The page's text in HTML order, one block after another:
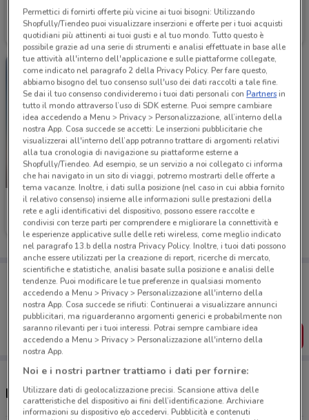
Marionnaud
Scade il 16/08 11.1 km
Marionnaud
Scade il 16/08
SCADE OGGI
Marionnaud
Scade oggi 11.1 km
Porta DoveConviene sempre con te!
Puoi trovare le migliori offerte dei negozi vicino a te,
salvarle e creare la tua lista del risparmio, comodamente
dal tuo cellulare.
SCARICA L’APP
Negozi Marionnaud a Bellinzago Lombardo
Permettici di fornirti offerte più vicine ai tuoi bisogni: Utilizzando
Shopfully/Tiendeo puoi visualizzare inserzioni e offerte per i tuoi acquisti
quotidiani più attinenti ai tuoi gusti e al tuo mondo. Tutto questo è
possibile grazie ad una serie di strumenti e analisi effettuate in base alle
tue attività all'interno dell'applicazione e sulle piattaforme collegate,
come indicato nel paragrafo 2 della Privacy Policy. Per fare questo,
abbiamo bisogno del tuo consenso sull'uso dei dati raccolti a tale fine.
Se dai il tuo consenso condivideremo i tuoi dati personali conPartnersin
tutto il mondo attraverso l’uso di SDK esterne. Puoi sempre cambiare
idea accedendo a Menu > Privacy > Personalizzazione, all’interno della
nostra App. Cosa succede se accetti: Le inserzioni pubblicitarie che
visualizzerai all'interno dell’app potranno trattare di argomenti relativi
alla tua cronologia di navigazione su piattaforme esterne a
Shopfully/Tiendeo. Ad esempio, se un servizio a noi collegato ci informa
che hai navigato in un sito di viaggi, potremo mostrarti delle offerte a
tema vacanze. Inoltre, i dati sulla posizione (nel caso in cui abbia fornito
il relativo consenso) insieme alle informazioni sulle prestazioni della
rete e agli identificativi del dispositivo, possono essere raccolte e
condivisi con terze parti per comprendere e migliorare la connettività e
le esperienze applicative sulle delle reti wireless, come meglio indicato
nel paragrafo 13.b della nostra Privacy Policy. Inoltre, i tuoi dati possono
anche essere utilizzati per la creazione di report, ricerche di mercato,
scientifiche e statistiche, analisi basate sulla posizione e analisi delle
tendenze. Puoi modificare le tue preferenze in qualsiasi momento
accedendo a Menu > Privacy > Personalizzazione all'interno della
nostra App. Cosa succede se rifiuti: Continuerai a visualizzare annunci
pubblicitari, ma riguarderanno argomenti generici e probabilmente non
saranno rilevanti per i tuoi interessi. Potrai sempre cambiare idea
accedendo a Menu > Privacy > Personalizzazione all'interno della
nostra App.
Noi e i nostri partner trattiamo i dati per fornire:
Utilizzare dati di geolocalizzazione precisi. Scansione attiva delle
caratteristiche del dispositivo ai fini dell’identificazione. Archiviare
informazioni su dispositivo e/o accedervi. Pubblicità e contenuti